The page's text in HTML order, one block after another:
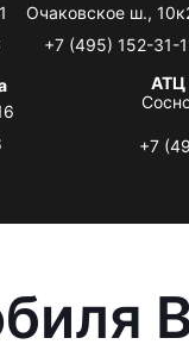
Очаковское ш.,
+7 (495) 152-31-
АТЦ
+7